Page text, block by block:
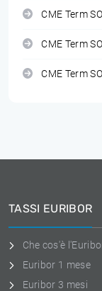
CME Term
CME Term
CME Term
TASSI EURIBOR
Che cos'è
Euribor 1 mese
Euribor 3 mesi